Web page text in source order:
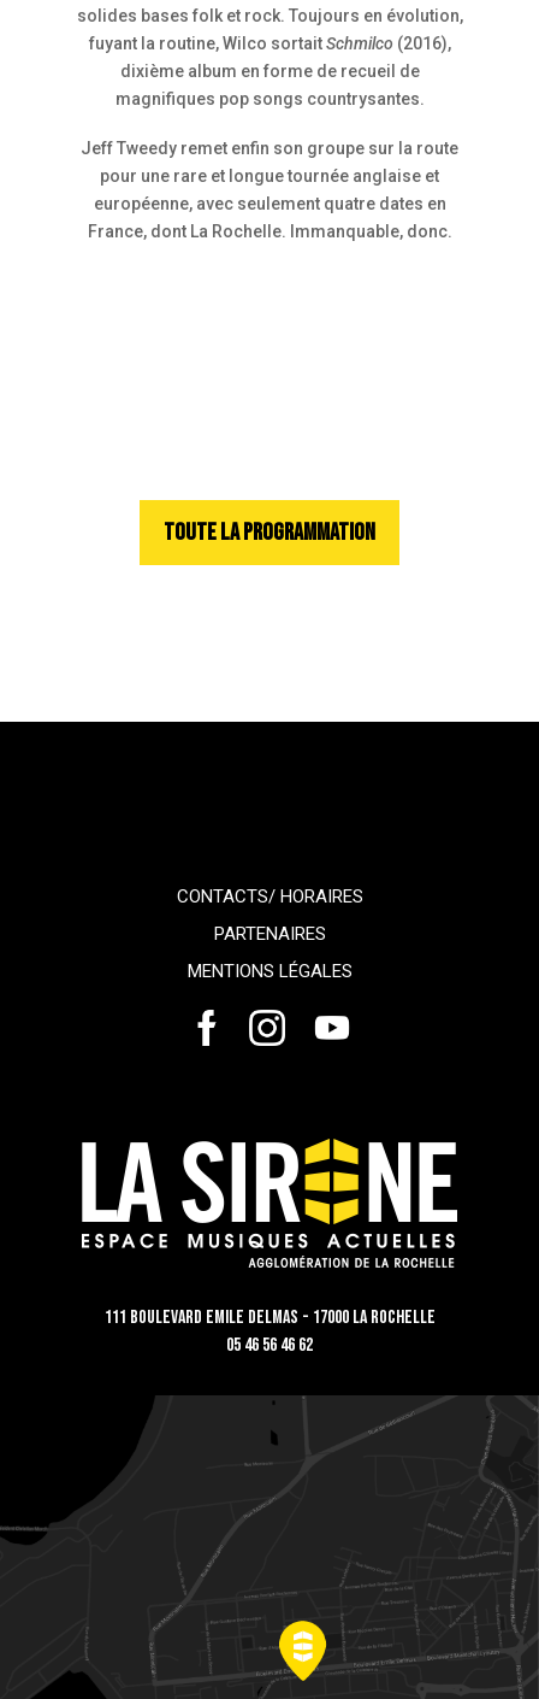
solides bases folk et rock. Toujours en évolution,
fuyant la routine, Wilco sortaitSchmilco (2016),
dixième album en forme de recueil de
magnifiques pop songs countrysantes.
Jeff Tweedy remet enfin son groupe sur la route
pour une rare et longue tournée anglaise et
européenne, avec seulement quatre dates en
France, dont La Rochelle. Immanquable, donc.
TOUTE LA PROGRAMMATION
CONTACTS/ HORAIRES
PARTENAIRES
MENTIONS LÉGALES
111 Boulevard Emile Delmas - 17000 La Rochelle
05 46 56 46 62